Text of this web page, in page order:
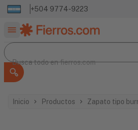
+504 9774-9223
Buscar productos
Busca todo en
Busca todo enfierros.com
Inicio Productos Zapato tipo